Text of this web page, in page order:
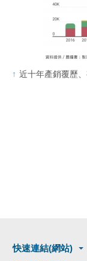
近十年產銷覆歷
快速連結(網站)